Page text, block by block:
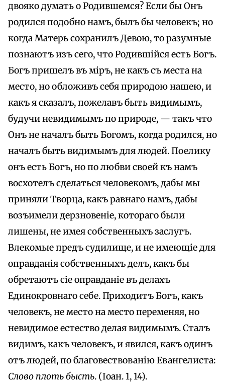
двояко думать о Родившемся? Если бы Онъ
родился подобно намъ, былъ бы человекъ; но
когда Матерь сохранилъ Девою, то разумные
познаютъ изъ сего, что Родившійся есть Богъ.
Богъ пришелъ въ міръ, не какъ съ места на
место, но обложивъ себя природою нашею, и
какъ я сказалъ, пожелавъ быть видимымъ,
будучи невидимымъ по природе, — такъ что
Онъ не началъ быть Богомъ, когда родился, но
началъ быть видимымъ для людей. Поелику
онъ есть Богъ, но по любви своей къ намъ
восхотелъ сделаться человекомъ, дабы мы
приняли Творца, какъ равнаго намъ, дабы
возъимели дерзновеніе, котораго были
лишены, не имея собственныхъ заслугъ.
Влекомые предъ судилище, и не имеющіе для
оправданія собственныхъ делъ, какъ бы
обретаютъ сіе оправданіе въ делахъ
Единокровнаго себе. Приходитъ Богъ, какъ
человекъ, не место на место переменяя, но
невидимое естество делая видимымъ. Сталъ
видимъ, какъ человекъ, и явился, какъ одинъ
отъ людей, по благовествованію Евангелиста:
Слово плоть бысть. (Іоан. 1, 14).